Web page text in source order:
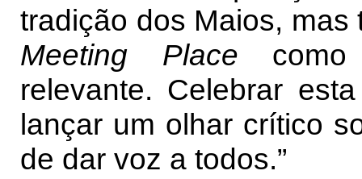
tradição dos Maios,
Meeting Place
relevante. Celebrar
lançar um olhar crítico
de dar voz a todos.”